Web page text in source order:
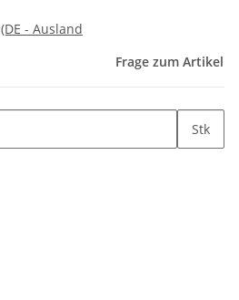
(DE - Ausland
Frage zum Artikel
Stk